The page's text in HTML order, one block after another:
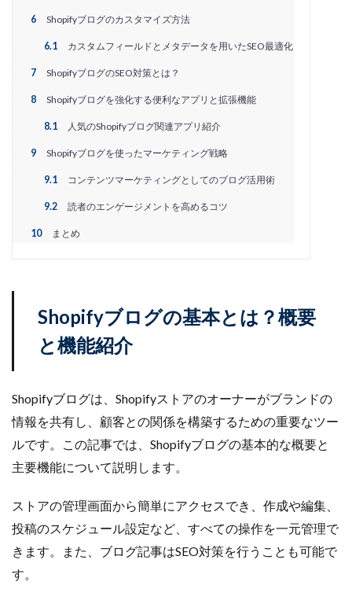
6 Shopifyブログのカスタマイズ方法
6.1 カスタムフィールドとメタデータを用いたSEO最適化
7 ShopifyブログのSEO対策とは？
8 Shopifyブログを強化する便利なアプリと拡張機能
8.1 人気のShopifyブログ関連アプリ紹介
9 Shopifyブログを使ったマーケティング戦略
9.1 コンテンツマーケティングとしてのブログ活用術
9.2 読者のエンゲージメントを高めるコツ
10 まとめ
Shopifyブログの基本とは？概要
と機能紹介
Shopifyブログは、Shopifyストアのオーナーがブランドの
情報を共有し、顧客との関係を構築するための重要なツー
ルです。この記事では、Shopifyブログの基本的な概要と
主要機能について説明します。
ストアの管理画面から簡単にアクセスでき、作成や編集、
投稿のスケジュール設定など、すべての操作を一元管理で
きます。また、ブログ記事はSEO対策を行うことも可能で
す。
おすすめ
おすすめ商品
よくある質問
わかりやすく
アウトソーシング
アプリ活用
アマゾン
アマゾンサポート
イベント
インド
インフルエンサー
エージェンティックコマース
オムニチャネル
オムニチャネル戦略
オンラインセミナー
クリエイティブ
クリック率向上
クレジットカードのセキュリティ
コンテンツページ
サイバーマンデー
サスティナブル
システム戦略
ショッピング
ショッピングカート
シンガポール
シンガポール市場
スキル
スキルアップ
スケジュール管理
ストア